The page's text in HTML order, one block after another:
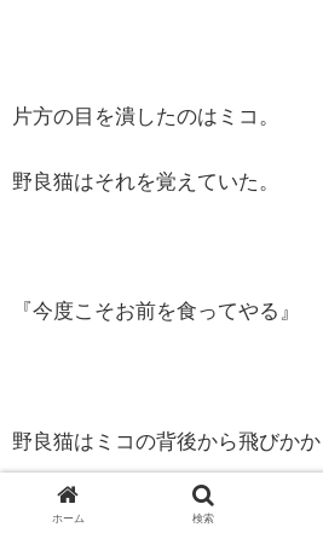
片方の目を潰したのはミコ。
野良猫はそれを覚えていた。
『今度こそお前を食ってやる』
野良猫はミコの背後から飛びかか
驚いたミコの羽が飛び散る。
ホーム 検索